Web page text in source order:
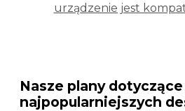
urządzenie jest
Nasze plany dotyczące
najpopularniejszych